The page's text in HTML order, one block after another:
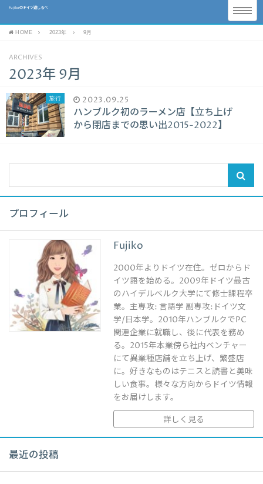
Fujikoのドイツ道しるべ
HOME 2023年 9月
ARCHIVES
2023年 9月
旅行 2023.09.25
ハンブルク初のラーメン店【立ち上げ
から閉店までの思い出2015-2022】
プロフィール
Fujiko
2000年よりドイツ在住。ゼロからド
イツ語を始める。2009年ドイツ最古
のハイデルベルク大学にて修士課程卒
業。主専攻: 言語学 副専攻:ドイツ文
学/日本学。2010年ハンブルクでPC
関連企業に就職し、後に代表を務め
る。2015年本業傍ら社内ベンチャー
にて異業種店舗を立ち上げ、繁盛店
に。好きなものはテニスと読書と美味
しい食事。様々な方向からドイツ情報
をお届けします。
詳しく見る
最近の投稿